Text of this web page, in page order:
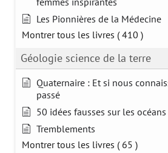
Les Pionnières de la Médecine
Montrer tous les livres ( 410 )
Géologie science de la terre
Quaternaire : Et si nous
passé
50 idées fausses sur les océans
Tremblements
Montrer tous les livres ( 65 )